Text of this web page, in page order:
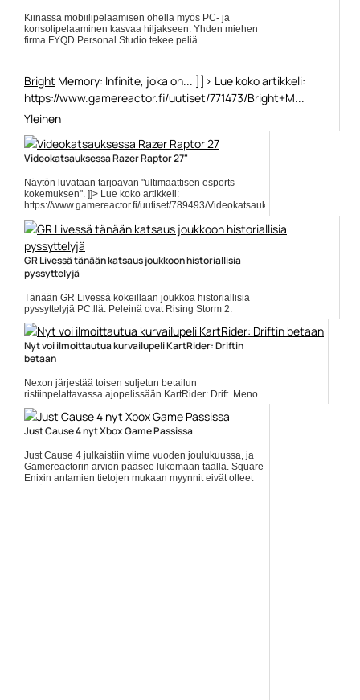
Kiinassa mobiilipelaamisen ohella myös PC- ja
konsolipelaaminen kasvaa hiljakseen. Yhden miehen
firma FYQD Personal Studio tekee peliä
Bright Memory: Infinite, joka on... ]]> Lue koko artikkeli:
https://www.gamereactor.fi/uutiset/771473/Bright+M...
Yleinen
Videokatsauksessa Razer Raptor 27"
Näytön luvataan tarjoavan "ultimaattisen esports-
kokemuksen". ]]> Lue koko artikkeli:
https://www.gamereactor.fi/uutiset/789493/
Yleinen
GR Livessä tänään katsaus joukkoon historiallisia
pyssyttelyjä
Tänään GR Livessä kokeillaan joukkoa historiallisia
pyssyttelyjä PC:llä. Peleinä ovat Rising Storm 2:
Vietnam, Hell Let Loose, Batallion 1944 ja Vanguard:
Normandy 1944.... ]]> Lue koko artikkeli:
https://www.gamereactor.fi/uutiset/662903/GR+Live...
Yleinen
Nyt voi ilmoittautua kurvailupeli KartRider: Driftin
betaan
Nexon järjestää toisen suljetun betailun
ristiinpelattavassa ajopelissään KartRider: Drift. Meno
alkaa 4. kesäkuuta, ja päättyy 10. kesäkuuta. Mukaan
pääsee... ]]> Lue koko artikkeli:
https://www.gamereactor.fi/uutiset/750343/Nyt+voi+ilmoittautua...
Just Cause 4 nyt Xbox Game Passissa
Just Cause 4 julkaistiin viime vuoden joulukuussa, ja
Gamereactorin arvion pääsee lukemaan täällä. Square
Enixin antamien tietojen mukaan myynnit eivät olleet